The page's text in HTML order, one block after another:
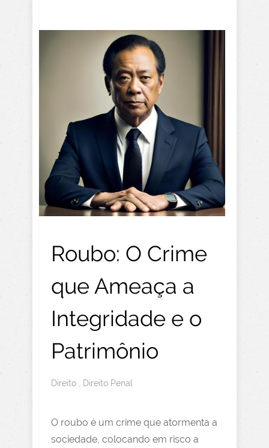
Roubo: O Crime
que Ameaça a
Integridade e o
Patrimônio
Direito , Direito Penal
O roubo é um crime que atormenta a
sociedade, colocando em risco a